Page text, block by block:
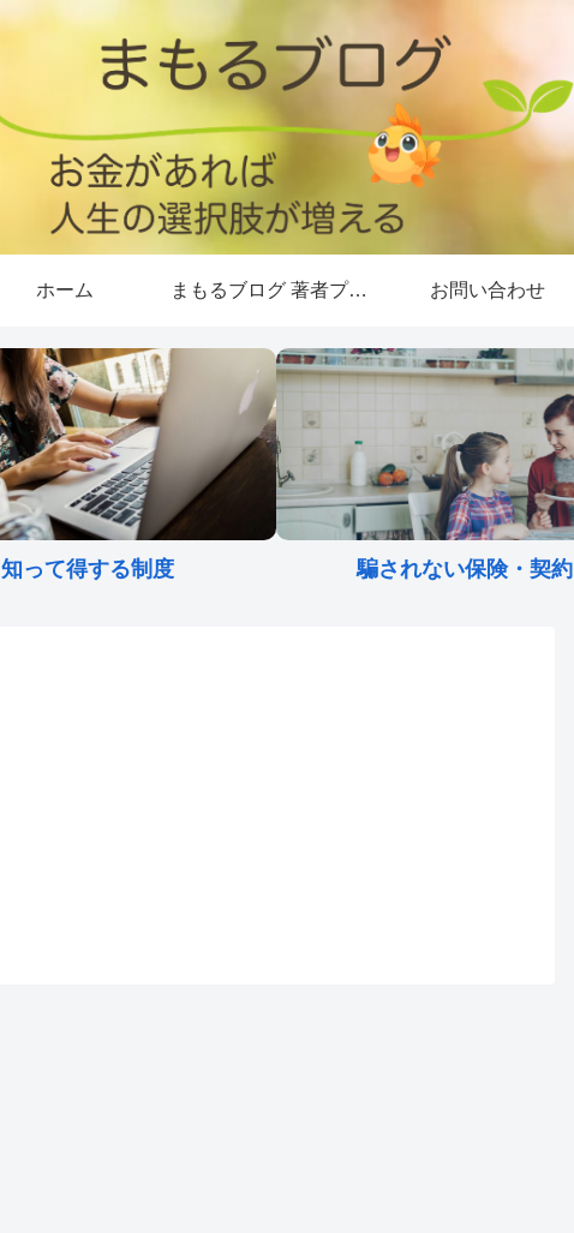
ホーム まもるブログ 著者プロフィール お問い合わせ
知って得する制度 騙されない保険・契約